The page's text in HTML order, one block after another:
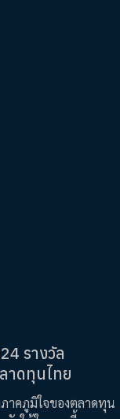
รางวัล
าดทุนไทย
าคภูมิใจของตลาดทุน